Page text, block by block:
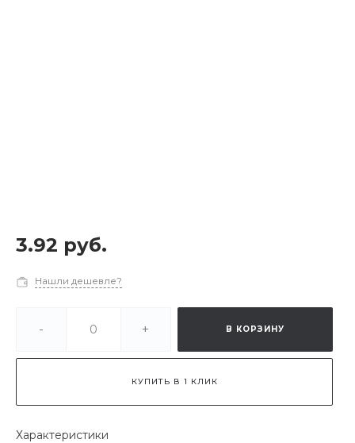
3.92 руб.
Нашли дешевле?
- + В КОРЗИНУ
КУПИТЬ В 1 КЛИК
Характеристики